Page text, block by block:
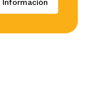
Información